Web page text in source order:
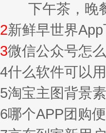
下午茶，晚餐
2新鲜早世界
3微信公众号怎
4什么软件可以
5淘宝主图背景
6哪个APP团购